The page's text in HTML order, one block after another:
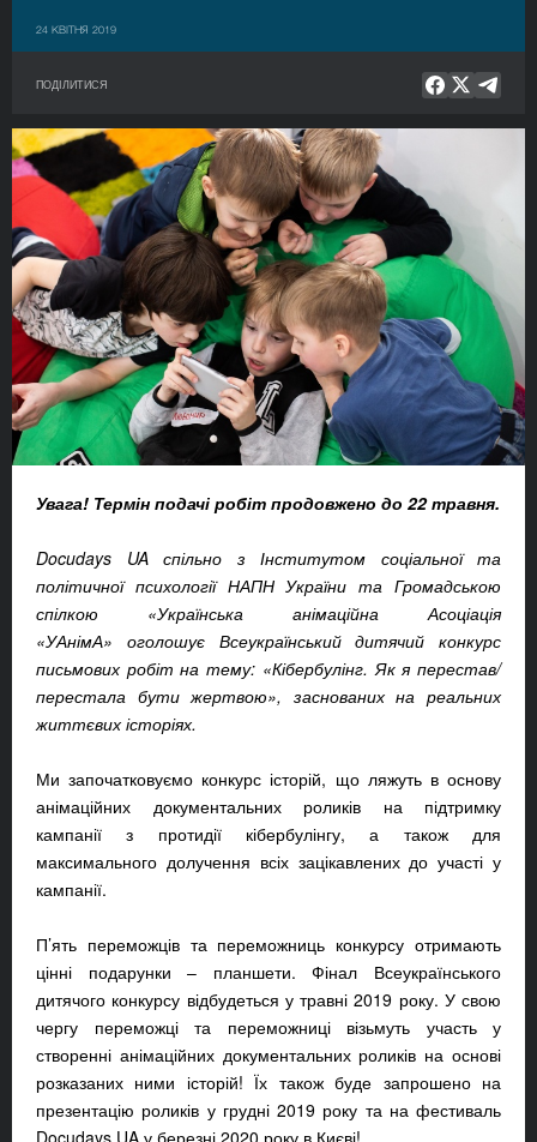
24 КВІТНЯ 2019
ПОДІЛИТИСЯ
Увага! Термін подачі робіт продовжено до 22 травня.
Docudays UA спільно з Інститутом соціальної та
політичної психології НАПН України та Громадською
спілкою «Українська анімаційна Асоціація
«УАнімА» оголошує Всеукраїнський дитячий конкурс
письмових робіт на тему: «Кібербулінг. Як я перестав/
перестала бути жертвою», заснованих на реальних
життєвих історіях.
Ми започатковуємо конкурс історій, що ляжуть в основу
анімаційних документальних роликів на підтримку
кампанії з протидії кібербулінгу, а також для
максимального долучення всіх зацікавлених до участі у
кампанії.
П’ять переможців та переможниць конкурсу отримають
цінні подарунки – планшети. Фінал Всеукраїнського
дитячого конкурсу відбудеться у травні 2019 року. У свою
чергу переможці та переможниці візьмуть участь у
створенні анімаційних документальних роликів на основі
розказаних ними історій! Їх також буде запрошено на
презентацію роликів у грудні 2019 року та на фестиваль